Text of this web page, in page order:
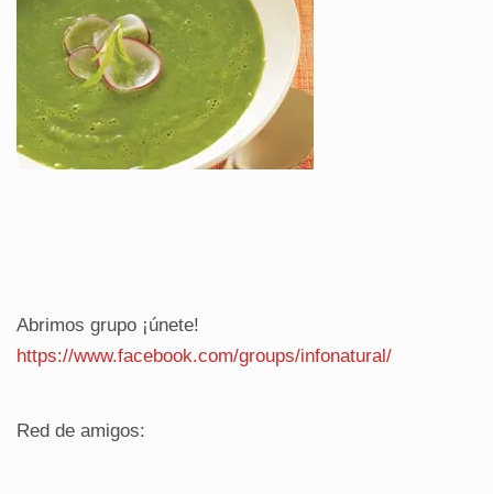
Abrimos grupo ¡únete!
https://www.facebook.com/groups/infonatural/
Red de amigos: